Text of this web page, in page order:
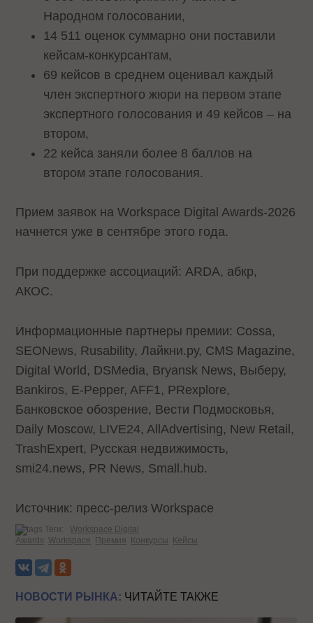
Народном голосовании,
14 511 оценок суммарно они поставили
кейсам-конкурсантам,
69 кейсов в среднем оценивал каждый
член экспертного жюри на первом этапе
экспертного голосования и 49 кейсов – на
втором,
22 кейса заняли более 8 баллов на
втором этапе голосования.
Прием заявок на Workspace Digital Awards-2026
начнется уже в сентябре этого года.
При поддержке ассоциаций: ARDA, абкр,
АКОС.
Информационные партнеры премии: Cossa,
SEONews, Rusability, Лайкни.ру, CMS Magazine,
Digital World, DSMedia, Bryansk News, Выберу,
Bankiros, E-Pepper, AFF1, PRexplore,
Банковское обозрение, Вести Подмосковья,
Daily Moscow, LIVE24, AllAdvertising, New Retail,
TrashExpert, Русская недвижимость,
smi24.news, PR News, Small.hub.
Источник: пресс-релиз Workspace
Теги:
Workspace Digital
Awards Workspace Премия Конкурсы Кейсы
НОВОСТИ РЫНКА: ЧИТАЙТЕ ТАКЖЕ